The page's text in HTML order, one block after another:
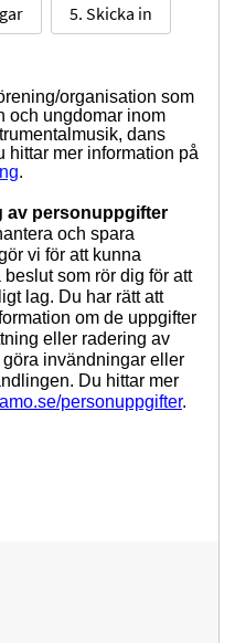
5. Skicka in
organisation som
och ungdomar inom
dans
hittar mer information på
.
av personuppgifter
och spara
vi för att kunna
som rör dig för att
lag. Du har rätt att
om de uppgifter
eller radering av
invändningar eller
Du hittar mer
personuppgifter.